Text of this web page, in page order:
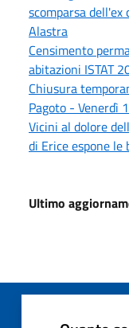
scomparsa dell'ex
Alastra
Censimento
abitazioni ISTAT
Chiusura
Pagoto - Venerdì
Vicini al dolore
di Erice espone le
Ultimo